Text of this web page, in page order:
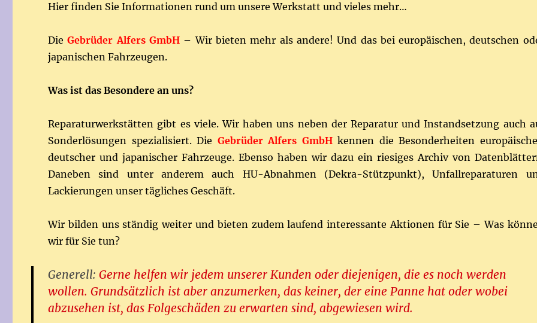
Hier finden Sie Informationen rund um unsere Werkstatt und vieles mehr…
DieGebrüder Alfers GmbH – Wir bieten mehr als andere! Und das bei europäischen, deutschen
japanischen Fahrzeugen.
Was ist das Besondere an uns?
Reparaturwerkstätten gibt es viele. Wir haben uns neben der Reparatur und Instandsetzung auch
Sonderlösungen spezialisiert. Die Gebrüder Alfers GmbHkennen die Besonderheiten
deutscher und japanischer Fahrzeuge. Ebenso haben wir dazu ein riesiges Archiv von
Daneben sind unter anderem auch HU-Abnahmen (Dekra-Stützpunkt), Unfallreparaturen
Lackierungen unser tägliches Geschäft.
Wir bilden uns ständig weiter und bieten zudem laufend interessante Aktionen für Sie – Was
wir für Sie tun?
Generell: Gerne helfen wir jedem unserer Kunden oder diejenigen, die es noch werden
wollen. Grundsätzlich ist aber anzumerken, das keiner, der eine Panne hat oder wobei
abzusehen ist, das Folgeschäden zu erwarten sind, abgewiesen wird.